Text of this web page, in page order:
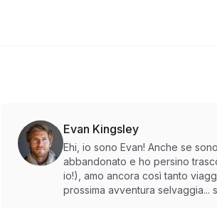
Evan Kingsley
Ehi, io sono Evan! Anche se
abbandonato e ho persino
io!), amo ancora così tanto
prossima avventura selvaggia...